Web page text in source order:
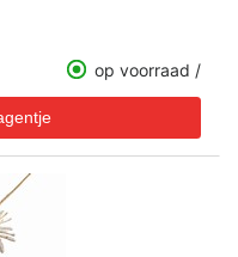
op voorraad /